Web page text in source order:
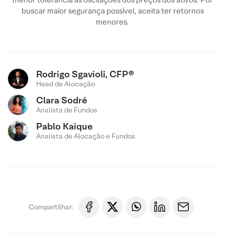
buscar maior segurança possível, aceita ter retornos
menores.
Rodrigo Sgavioli, CFP®
Head de Alocação
Clara Sodré
Analista de Fundos
Pablo Kaique
Analista de Alocação e Fundos
Compartilhar: